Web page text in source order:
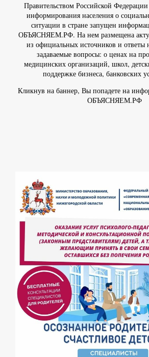
Правительством Российской
информирования населения о
ситуации в стране запущен
ОБЪЯСНЯЕМ.РФ. На нем размещена
из официальных источников и ответы
задаваемые вопросы: о ценах на
медицинских организаций, школ,
поддержке бизнеса, банковских
Кликнув на баннер, Вы попадете на
ОБЪЯСНЯЕМ.РФ